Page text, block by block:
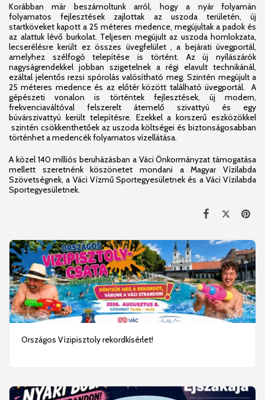
Korábban már beszámoltunk arról, hogy a nyár folyamán
folyamatos fejlesztések zajlottak az uszoda területén, új
startköveket kapott a 25 méteres medence, megújultak a padok és
az alattuk lévő burkolat. Teljesen megújult az uszoda homlokzata,
lecserélésre került ez összes üvegfelület , a bejárati üvegportál,
amelyhez szélfogó telepítése is történt. Az új nyílászárók
nagyságrendekkel jobban szigetelnek a régi elavult technikánál,
ezáltal jelentős rezsi spórolás valósítható meg. Szintén megújult a
25 méteres medence és az előtér között található üvegportál. A
gépészeti vonalon is történtek fejlesztések, új modern,
frekvenciaváltóval felszerelt átemelő szivattyú és egy
búvárszivattyú került telepítésre. Ezekkel a korszerű eszközökkel
szintén csökkenthetőek az uszoda költségei és biztonságosabban
történhet a medencék folyamatos vízellátása.
A közel 140 milliós beruházásban a Váci Önkormányzat támogatása
mellett szeretnénk köszönetet mondani aMagyar Vízilabda
Szövetségnek, a Váci Vízmű Sportegyesületnek és a Váci Vízilabda
Sportegyesületnek.
Országos Vízipisztoly rekordkísérlet!